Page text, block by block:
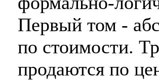
Первый том -
по стоимости.
продаются по